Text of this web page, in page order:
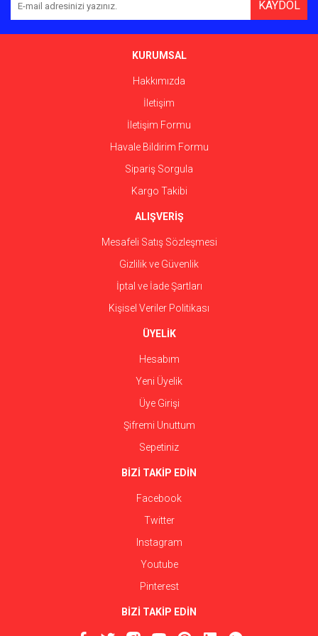
Ürün açıklamasında eksik bilgiler bulunuyor.
Ürün fiyatı diğer sitelerden daha pahalı.
Gönder
KAYDOL
KURUMSAL
Hakkımızda
İletişim
İletişim Formu
Havale Bildirim Formu
Sipariş Sorgula
Kargo Takibi
ALIŞVERİŞ
Mesafeli Satış Sözleşmesi
Gizlilik ve Güvenlik
İptal ve İade Şartları
Kişisel Veriler Politikası
ÜYELİK
Hesabım
Yeni Üyelik
Üye Girişi
Şifremi Unuttum
Sepetiniz
BİZİ TAKİP EDİN
Facebook
Twitter
Instagram
Youtube
Pinterest
BİZİ TAKİP EDİN